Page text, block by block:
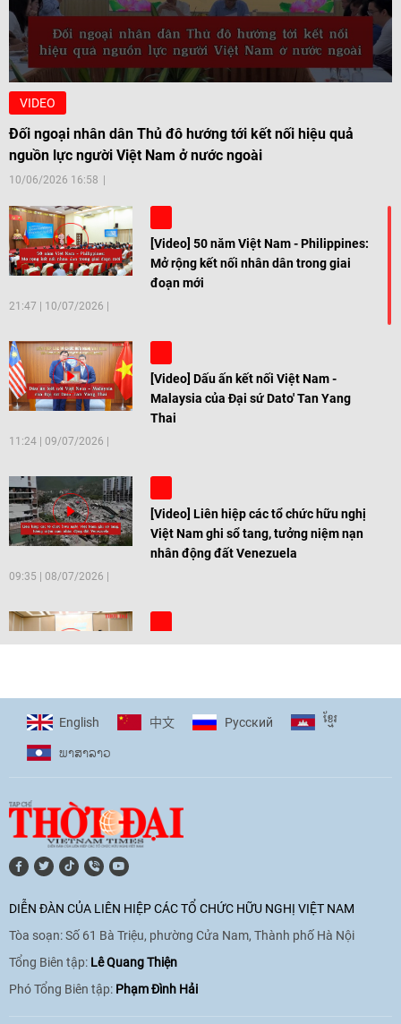
VIDEO
Đối ngoại nhân dân Thủ đô hướng tới kết nối hiệu quả
nguồn lực người Việt Nam ở nước ngoài
10/06/2026 16:58
[Video] 50 năm Việt Nam - Philippines:
Mở rộng kết nối nhân dân trong giai
đoạn mới
21:47 10/07/2026
[Video] Dấu ấn kết nối Việt Nam -
Malaysia của Đại sứ Dato' Tan Yang
Thai
11:24 09/07/2026
[Video] Liên hiệp các tổ chức hữu nghị
Việt Nam ghi sổ tang, tưởng niệm nạn
nhân động đất Venezuela
09:35 08/07/2026
[Video] Trẻ em Đông Á cùng kiến tạo
11:10|17/06/2026
hòa bình, hữu nghị giữa các dân tộc"
cho Đại sứ Hungary tại Việt Nam
17:25|13/06/2026
English 中文 Pусский ខ្មែរ
ພາ​ສາ​ລາວ
DIỄN ĐÀN CỦA LIÊN HIỆP CÁC TỔ CHỨC HỮU NGHỊ VIỆT NAM
Tòa soạn: Số 61 Bà Triệu, phường Cửa Nam, Thành phố Hà Nội
Tổng Biên tập: Lê Quang Thiện
Phó Tổng Biên tập: Phạm Đình Hải